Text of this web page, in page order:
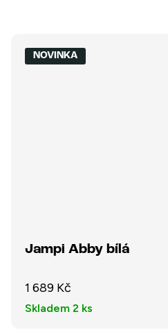
NOVINKA
Jampi Abby bílá
1 689 Kč
Skladem 2 ks